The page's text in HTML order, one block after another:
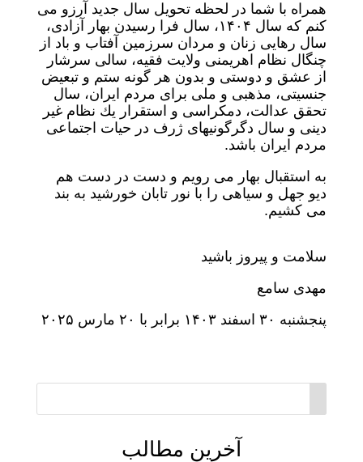
همراه با شما در لحظه تحویل سال جدید آرزو می
كنم كه سال ۱۴۰۴، سال فرا رسیدن بهار آزادی،
سال رهایی زنان و مردان سرزمین آفتاب و باد از
چنگال نظام اهریمنی ولایت فقیه، سالی سرشار
از عشق و دوستی و بدون هر گونه ستم و تبعیض
جنسیتی، مذهبی و ملی برای مردم ایران، سال
تحقق عدالت، دمكراسی و استقرار یك نظام غیر
دینی و سال دگرگونیهای ژرف در حیات اجتماعی
مردم ایران باشد.
به استقبال بهار می رویم و دست در دست هم
دیو جهل و سیاهی را با نور تابان خورشید به بند
می کشیم.
سلامت و پیروز باشید
مهدی سامع
پنجشنبه ۳۰ اسفند ۱۴۰۳ برابر با ۲۰ مارس ۲۰۲۵
آخرین مطالب